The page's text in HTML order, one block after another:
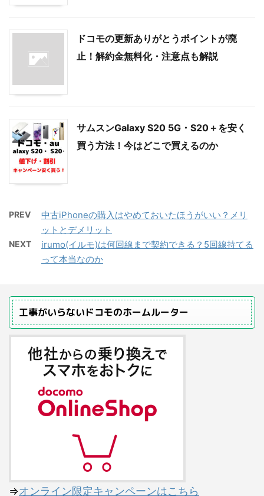
ドコモの更新ありがとうポイントが廃
止！解約金無料化・注意点も解説
サムスンGalaxy S20 5G・S20＋を安く
買う方法！今はどこで買えるのか
PREV
中古iPhoneの購入はやめておいたほうがいい？メリ
ットとデメリット
NEXT
irumo(イルモ)は何回線まで契約できる？5回線持てる
って本当なのか
工事がいらないドコモのホームルーター
⇒オンライン限定キャンペーンはこちら